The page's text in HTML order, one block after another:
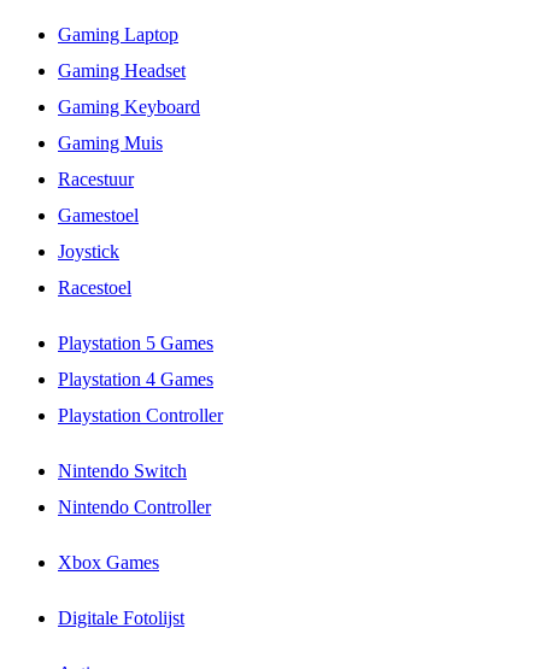
Gaming Laptop
Gaming Headset
Gaming Keyboard
Gaming Muis
Racestuur
Gamestoel
Joystick
Racestoel
Playstation 5 Games
Playstation 4 Games
Playstation Controller
Nintendo Switch
Nintendo Controller
Xbox Games
Digitale Fotolijst